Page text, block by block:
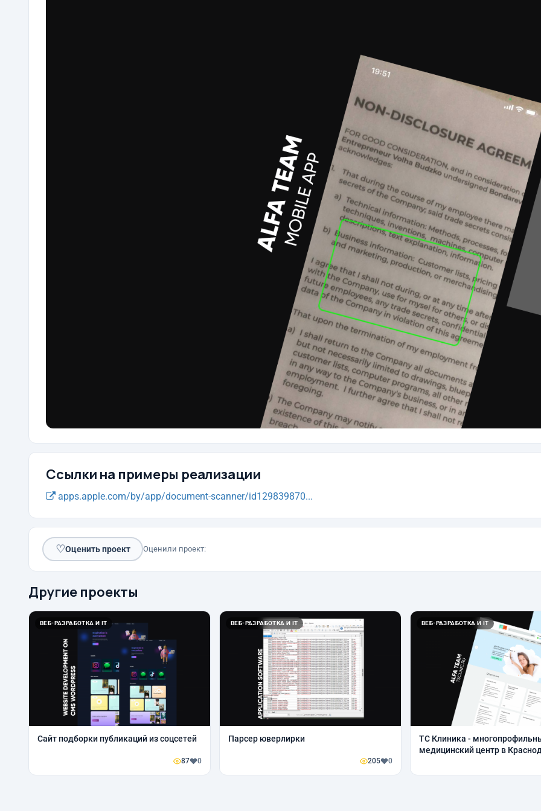
Ссылки на примеры реализации
apps.apple.com/by/app/document-scanner/id129839870...
♡Оценить проект Оценили проект:
Другие проекты
ВЕБ-РАЗРАБОТКА И IT
Сайт подборки публикаций из соцсетей
87 0
ВЕБ-РАЗРАБОТКА И IT
Парсер юверлирки
205 0
ВЕБ-РАЗРАБОТКА И IT
ТС Клиника -
медицинский центр в